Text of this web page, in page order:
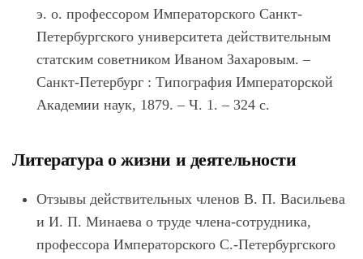
э. о. профессором Императорского Санкт-
Петербургского университета действительным
статским советником Иваном Захаровым. –
Санкт-Петербург : Типография Императорской
Академии наук, 1879. – Ч. 1. – 324 с.
Литература о жизни и деятельности
Отзывы действительных членов В. П. Васильева
и И. П. Минаева о труде члена-сотрудника,
профессора Императорского С.-Петербургского